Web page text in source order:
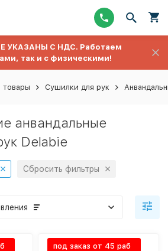
УКАЗАНЫ С НДС. Работаем
так и с физическими!
товары Сушилки для рук
анвандальные
Delabie
Сбросить фильтры
под заказ от 45 раб